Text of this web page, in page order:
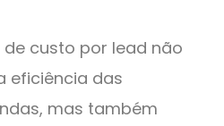
custo por lead não
eficiência das
mas também